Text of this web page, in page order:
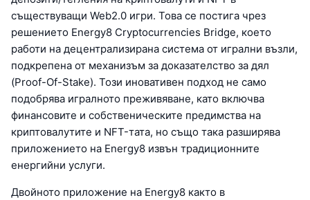
съществуващи Web2.0 игри. Това се постига чрез
решението Energy8 Cryptocurrencies Bridge, което
работи на децентрализирана система от игрални възли,
подкрепена от механизъм за доказателство за дял
(Proof-Of-Stake). Този иновативен подход не само
подобрява игралното преживяване, като включва
финансовите и собственическите предимства на
криптовалутите и NFT-тата, но също така разширява
приложението на Energy8 извън традиционните
енергийни услуги.
Двойното приложение на Energy8 както в